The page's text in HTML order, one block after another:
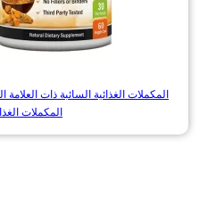
المكملات الغذائية السائبة ذات
المكملات